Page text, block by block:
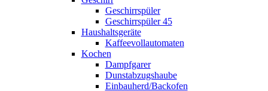
Geschirrspüler
Geschirrspüler 45
Haushaltsgeräte
Kaffeevollautomaten
Kochen
Dampfgarer
Dunstabzugshaube
Einbauherd/Backofen